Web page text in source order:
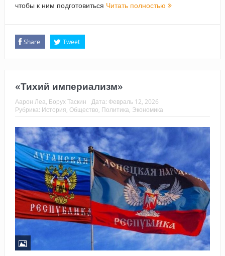
чтобы к ним подготовиться Читать полностью
Share Tweet
«Тихий империализм»
Аарон Леа, Борух Таскин Дата: Февраль 12, 2026
Рубрика: История, Общество, Политика, Экономика